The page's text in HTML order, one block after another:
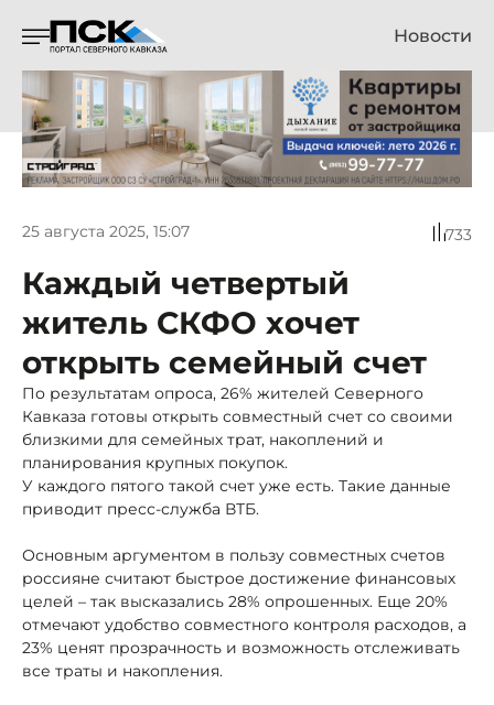
Новости
25 августа 2025, 15:07 733
Каждый четвертый
житель СКФО хочет
открыть семейный счет
По результатам опроса, 26% жителей Северного
Кавказа готовы открыть совместный счет со своими
близкими для семейных трат, накоплений и
планирования крупных покупок.
У каждого пятого такой счет уже есть. Такие данные
приводит пресс-служба ВТБ.
Основным аргументом в пользу совместных счетов
россияне считают быстрое достижение финансовых
целей – так высказались 28% опрошенных. Еще 20%
отмечают удобство совместного контроля расходов, а
23% ценят прозрачность и возможность отслеживать
все траты и накопления.